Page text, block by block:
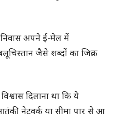
अपने ई-मेल में
जैसे शब्दों का जिक्र
दिलाना था कि ये
नेटवर्क या सीमा पार से आ